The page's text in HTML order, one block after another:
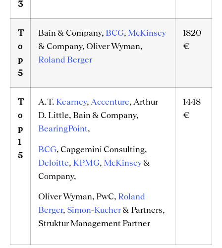
3
T
o
p
5
Bain & Company, BCG, McKinsey
& Company, Oliver Wyman,
Roland Berger
1820
€
T
o
p
1
5
A.T. Kearney, Accenture, Arthur
D. Little, Bain & Company,
BearingPoint,
BCG, Capgemini Consulting,
Deloitte, KPMG, McKinsey &
Company,
Oliver Wyman, PwC, Roland
Berger, Simon-Kucher & Partners,
Struktur Management Partner
1448
€